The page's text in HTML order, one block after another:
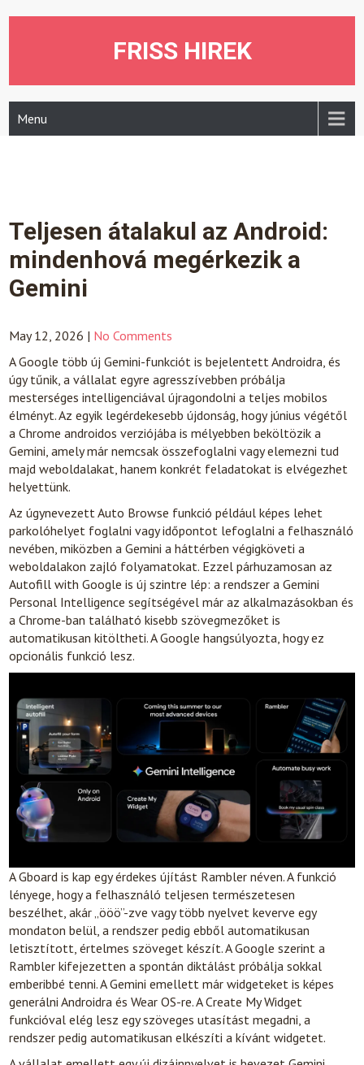
FRISS HIREK
Menu
Teljesen átalakul az Android:
mindenhová megérkezik a
Gemini
May 12, 2026 | No Comments
A Google több új Gemini-funkciót is bejelentett Androidra, és
úgy tűnik, a vállalat egyre agresszívebben próbálja
mesterséges intelligenciával újragondolni a teljes mobilos
élményt. Az egyik legérdekesebb újdonság, hogy június végétől
a Chrome androidos verziójába is mélyebben beköltözik a
Gemini, amely már nemcsak összefoglalni vagy elemezni tud
majd weboldalakat, hanem konkrét feladatokat is elvégezhet
helyettünk.
Az úgynevezett Auto Browse funkció például képes lehet
parkolóhelyet foglalni vagy időpontot lefoglalni a felhasználó
nevében, miközben a Gemini a háttérben végigköveti a
weboldalakon zajló folyamatokat. Ezzel párhuzamosan az
Autofill with Google is új szintre lép: a rendszer a Gemini
Personal Intelligence segítségével már az alkalmazásokban és
a Chrome-ban található kisebb szövegmezőket is
automatikusan kitöltheti. A Google hangsúlyozta, hogy ez
opcionális funkció lesz.
A Gboard is kap egy érdekes újítást Rambler néven. A funkció
lényege, hogy a felhasználó teljesen természetesen
beszélhet, akár „ööö”-zve vagy több nyelvet keverve egy
mondaton belül, a rendszer pedig ebből automatikusan
letisztított, értelmes szöveget készít. A Google szerint a
Rambler kifejezetten a spontán diktálást próbálja sokkal
emberibbé tenni. A Gemini emellett már widgeteket is képes
generálni Androidra és Wear OS-re. A Create My Widget
funkcióval elég lesz egy szöveges utasítást megadni, a
rendszer pedig automatikusan elkészíti a kívánt widgetet.